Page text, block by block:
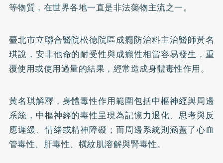
等物質，在世界各地一直是非法藥物主流之一。
臺北市立聯合醫院松德院區成癮防治科主治醫師黃名
琪說，安非他命的耐受性與成癮性相當容易發生，重
覆使用或使用過量的結果，經常造成身體毒性作用。
黃名琪解釋，身體毒性作用範圍包括中樞神經與周邊
系統，中樞神經的毒性呈現為記憶力退化、思考與反
應遲緩、情緒或精神障礙；而周邊系統則涵蓋了心血
管毒性、肝毒性、橫紋肌溶解與腎毒性。